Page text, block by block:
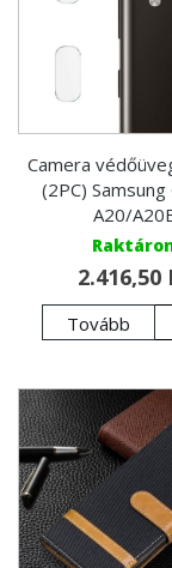
Camera
(2PC) Samsung
A20/
2.416,50
Tovább